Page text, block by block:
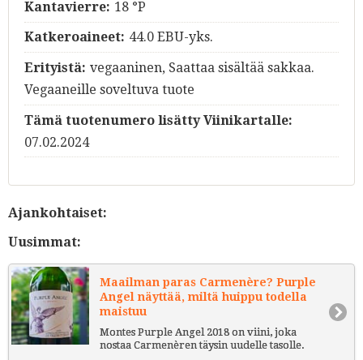
Kantavierre: 18 °P
Katkeroaineet: 44.0 EBU-yks.
Erityistä: vegaaninen, Saattaa sisältää sakkaa.
Vegaaneille soveltuva tuote
Tämä tuotenumero lisätty Viinikartalle:
07.02.2024
Ajankohtaiset:
Uusimmat:
Maailman paras Carmenère? Purple
Angel näyttää, miltä huippu todella
maistuu
Montes Purple Angel 2018 on viini, joka
nostaa Carmenèren täysin uudelle tasolle.